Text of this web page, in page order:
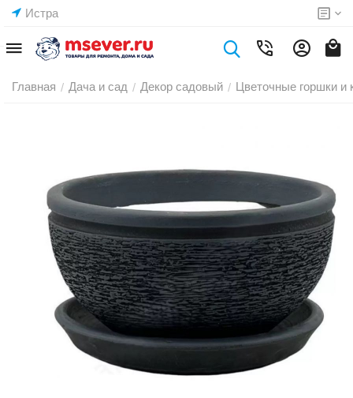
Истра
Главная / Дача и сад / Декор садовый / Цветочные горшки и